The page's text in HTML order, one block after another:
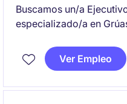
Buscamos un/a
especializado/a en
fortalecer relaciones
industrial. Esta posición
Ver Empleo